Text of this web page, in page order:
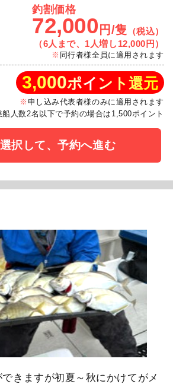
釣割価格
72,000 円/隻
（税込）
（6人まで、1人増し12,000円）
同行者様全員に適用されます
3,000ポイント還元
申し込み代表者様のみに適用されます
船人数2名以下で予約の場合は1,500ポイント
択して、予約へ進む
きますが初夏～秋にかけてがメ